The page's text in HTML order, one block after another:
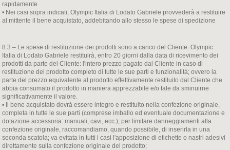
rapidamente
• Nei casi sopra indicati, Olympic Italia di Lodato Gabriele provvederà a restituire
al mittente il bene acquistato, addebitando allo stesso le spese di spedizione
8.3 – Le spese di restituzione dei prodotti sono a carico del Cliente. Olympic
Italia di Lodato Gabriele restituirà, entro 20 giorni dalla data di ricevimento dei
prodotti da parte del Cliente: l'intero prezzo pagato dal Cliente in caso di
restituzione del prodotto completo di tutte le sue parti e funzionalità; ovvero la
parte del prezzo equivalente al prodotto effettivamente restituito dal Cliente che
abbia consumato il prodotto in maniera apprezzabile e/o tale da sminuirne
significativamente il valore.
• Il bene acquistato dovrà essere integro e restituito nella confezione originale,
completa in tutte le sue parti (comprese imballo ed eventuale documentazione e
dotazione accessoria: manuali, cavi, ecc.); per limitare danneggiamenti alla
confezione originale, raccomandiamo, quando possibile, di inserirla in una
seconda scatola; va evitata in tutti i casi l'apposizione di etichette o nastri adesivi
direttamente sulla confezione originale del prodotto;